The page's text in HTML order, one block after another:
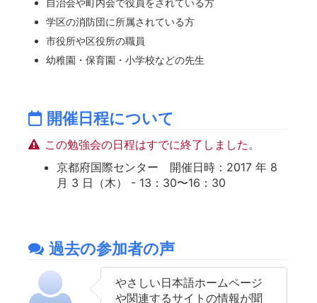
学区の消防団に所属されている方
市役所や区役所の職員
幼稚園・保育園・小学校などの先生
開催日程について
この勉強会の日程はすでに終了しました。
京都府国際センター 開催日時：2017 年 8
月 3 日（木） - 13：30〜16：30
過去の参加者の声
やさしい日本語ホームページ
や関連するサイトの情報が聞